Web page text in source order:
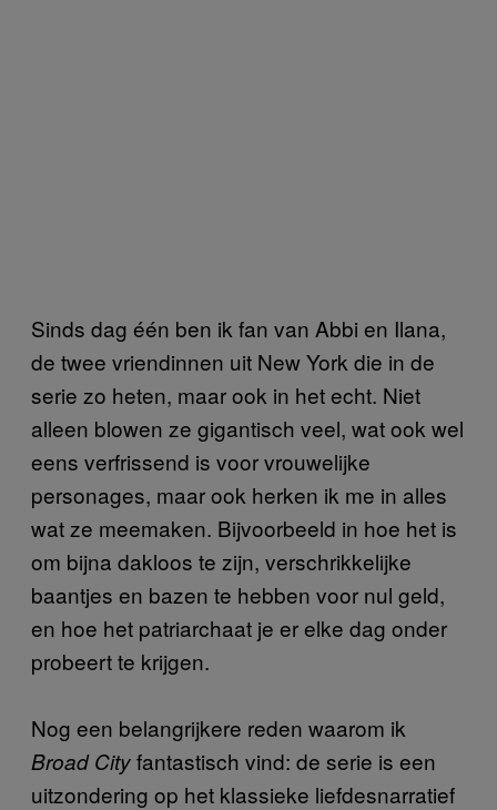
Sinds dag één ben ik fan van Abbi en Ilana,
de twee vriendinnen uit New York die in de
serie zo heten, maar ook in het echt. Niet
alleen blowen ze gigantisch veel, wat ook wel
eens verfrissend is voor vrouwelijke
personages, maar ook herken ik me in alles
wat ze meemaken. Bijvoorbeeld in hoe het is
om bijna dakloos te zijn, verschrikkelijke
baantjes en bazen te hebben voor nul geld,
en hoe het patriarchaat je er elke dag onder
probeert te krijgen.
Nog een belangrijkere reden waarom ik
Broad Cityfantastisch vind: de serie is een
uitzondering op het klassieke liefdesnarratief